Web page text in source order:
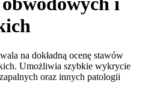
na dokładną ocenę stawów
Umożliwia szybkie wykrycie
oraz innych patologii